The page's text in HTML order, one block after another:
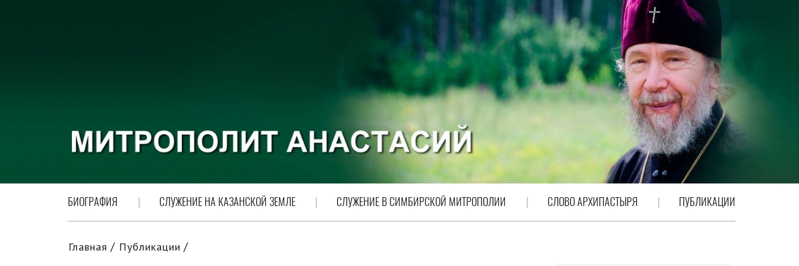
БИОГРАФИЯ СЛУЖЕНИЕ НА КАЗАНСКОЙ ЗЕМЛЕ СЛУЖЕНИЕ В СИМБИРСКОЙ МИТРОПОЛИИ СЛОВО АРХИПАСТЫРЯ ПУБЛИКАЦИИ
Главная Публикации